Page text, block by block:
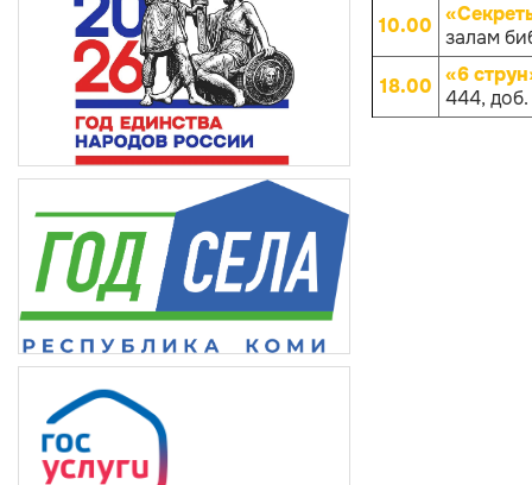
10.00 залам
18.00 «6
444, доб.